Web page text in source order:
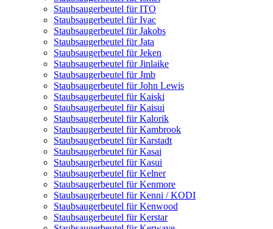
Staubsaugerbeutel für ITO
Staubsaugerbeutel für Ivac
Staubsaugerbeutel für Jakobs
Staubsaugerbeutel für Jata
Staubsaugerbeutel für Jeken
Staubsaugerbeutel für Jinlaike
Staubsaugerbeutel für Jmb
Staubsaugerbeutel für John Lewis
Staubsaugerbeutel für Kaiski
Staubsaugerbeutel für Kaisui
Staubsaugerbeutel für Kalorik
Staubsaugerbeutel für Kambrook
Staubsaugerbeutel für Karstadt
Staubsaugerbeutel für Kasai
Staubsaugerbeutel für Kasui
Staubsaugerbeutel für Kelner
Staubsaugerbeutel für Kenmore
Staubsaugerbeutel für Kenni / KODI
Staubsaugerbeutel für Kenwood
Staubsaugerbeutel für Kerstar